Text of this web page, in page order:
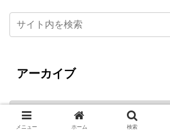
アーカイブ
メニュー ホーム 検索